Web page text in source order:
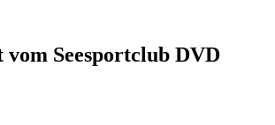
vom Seesportclub DVD